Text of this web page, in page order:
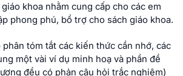
khoa nhằm cung cấp cho các em
phong phú, bổ trợ cho sách giáo khoa.
tóm tắt các kiến thức cần nhớ, các
một vài ví dụ minh hoạ và phần đề
đều có phản câu hỏi trắc nghiệm)